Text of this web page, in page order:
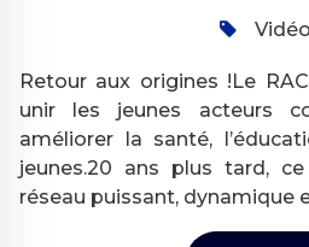
Retour aux origines !Le
unir les jeunes acteurs
améliorer la santé,
jeunes.20 ans plus tard,
réseau puissant, dynamique